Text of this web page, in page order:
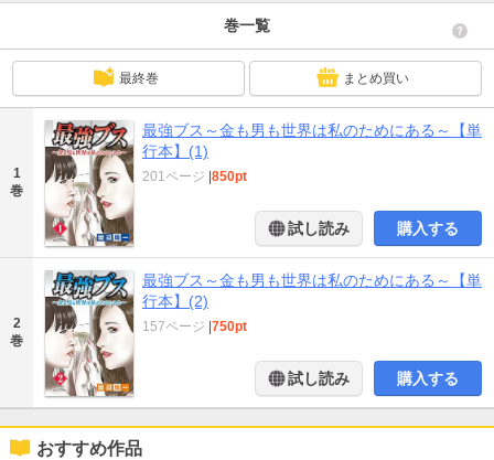
巻一覧
最終巻 まとめ買い
1
巻
最強ブス～金も男も世界は私のためにある～【単
行本】(1)
201ページ 850pt
試し読み 購入する
2
巻
最強ブス～金も男も世界は私のためにある～【単
行本】(2)
157ページ 750pt
試し読み 購入する
おすすめ作品